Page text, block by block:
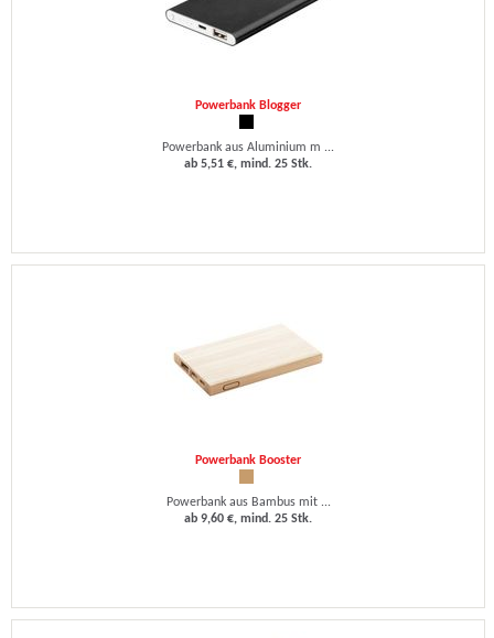
Powerbank Blogger
Powerbank aus Aluminium m ...
ab 5,51 €, mind. 25 Stk.
Powerbank Booster
Powerbank aus Bambus mit ...
ab 9,60 €, mind. 25 Stk.